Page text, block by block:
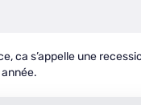
ca s’appelle une